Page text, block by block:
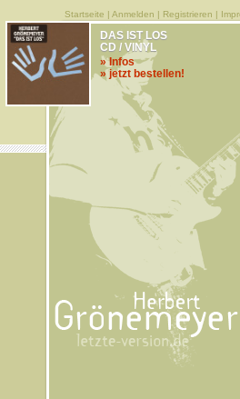
Startseite | Anmelden | Registrieren |
DAS IST LOS
CD / VINYL
» Infos
» jetzt bestellen!